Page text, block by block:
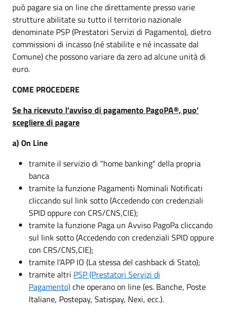
può pagare sia on line che direttamente presso varie
strutture abilitate su tutto il territorio nazionale
denominate PSP (Prestatori Servizi di Pagamento), dietro
commissioni di incasso (né stabilite e né incassate dal
Comune) che possono variare da zero ad alcune unità di
euro.
COME PROCEDERE
Se ha ricevuto l’avviso di pagamento PagoPA®, puo’
scegliere di pagare
a) On Line
tramite il servizio di "home banking" della propria
banca
tramite la funzione Pagamenti Nominali Notificati
cliccando sul link sotto (Accedendo con credenziali
SPID oppure con CRS/CNS,CIE);
tramite la funzione Paga un Avviso PagoPa cliccando
sul link sotto (Accedendo con credenziali SPID oppure
con CRS/CNS,CIE);
tramite l'APP IO (La stessa del cashback di Stato);
tramite altri PSP (Prestatori Servizi di
Pagamento)che operano on line (es. Banche, Poste
Italiane, Postepay, Satispay, Nexi, ecc.).